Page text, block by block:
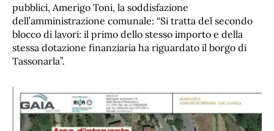
pubblici, Amerigo Toni, la soddisfazione
dell’amministrazione comunale: “Si tratta del secondo
blocco di lavori: il primo dello stesso importo e della
stessa dotazione finanziaria ha riguardato il borgo di
Tassonarla”.